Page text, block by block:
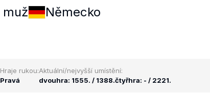
muž Německo
Hraje rukou:
Pravá
Aktuální/nejvyšší umístění:
dvouhra: 1555. / 1388.čtyřhra: - / 2221.